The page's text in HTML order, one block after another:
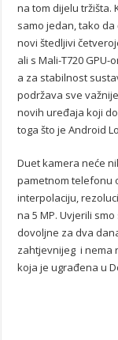
na tom dijelu tržišta.
samo jedan, tako
novi štedljivi
ali s Mali-T720
a za stabilnost
podržava sve
novih uređaja koji
toga što je Android
Duet kamera neće
pametnom telefonu
interpolaciju,
na 5 MP. Uvjerili
dovoljne za dva
zahtjevnijeg i nema
koja je ugrađena u